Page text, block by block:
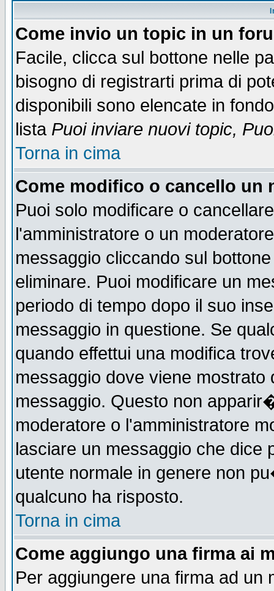
Come invio un topic in un
Facile, clicca sul bottone nelle
bisogno di registrarti prima di
disponibili sono elencate in
lista Puoi inviare nuovi topic,
Torna in cima
Come modifico o cancello un
Puoi solo modificare o
l'amministratore o un
messaggio cliccando sul
eliminare. Puoi modificare un
periodo di tempo dopo il suo
messaggio in questione. Se
quando effettui una modifica
messaggio dove viene mostrato
messaggio. Questo non
moderatore o l'amministratore
lasciare un messaggio che
utente normale in genere non
qualcuno ha risposto.
Torna in cima
Come aggiungo una firma ai
Per aggiungere una firma ad un